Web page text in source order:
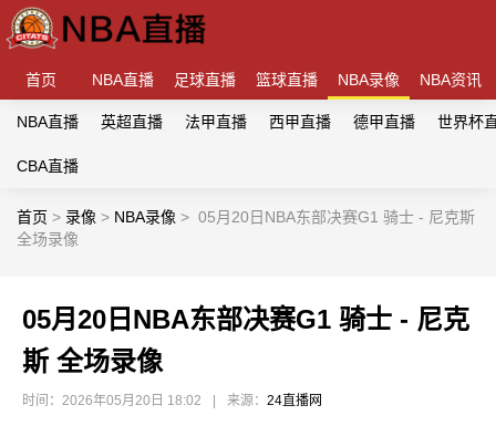
首页 NBA直播 足球直播 篮球直播 NBA录像 NBA资讯
NBA直播 英超直播 法甲直播 西甲直播 德甲直播 世界杯
CBA直播
首页 > 录像 > NBA录像 > 05月20日NBA东部决赛G1 骑士 - 尼克斯
全场录像
05月20日NBA东部决赛G1 骑士 - 尼克
斯 全场录像
时间：2026年05月20日 18:02 来源： 24直播网